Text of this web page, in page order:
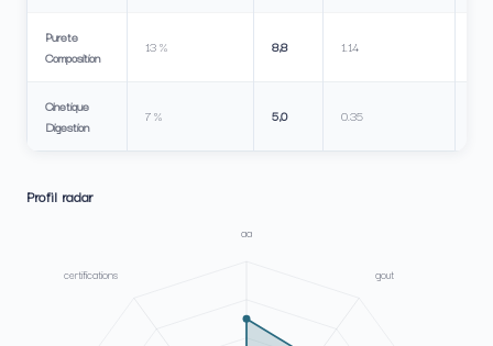
Purete
Composition
13 % 8,8 1.14
Cinetique
Digestion
7 % 5,0 0.35
Profil radar
aa
gout
certifications